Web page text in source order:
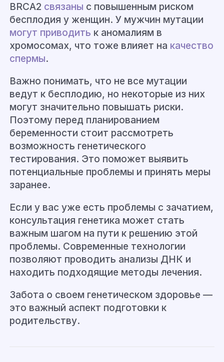
BRCA2 связаны с повышенным риском
бесплодия у женщин. У мужчин мутации
могут приводить к аномалиям в
хромосомах, что тоже влияет на качество
спермы.
Важно понимать, что не все мутации
ведут к бесплодию, но некоторые из них
могут значительно повышать риски.
Поэтому перед планированием
беременности стоит рассмотреть
возможность генетического
тестирования. Это поможет выявить
потенциальные проблемы и принять меры
заранее.
Если у вас уже есть проблемы с зачатием,
консультация генетика может стать
важным шагом на пути к решению этой
проблемы. Современные технологии
позволяют проводить анализы ДНК и
находить подходящие методы лечения.
Забота о своем генетическом здоровье —
это важный аспект подготовки к
родительству.